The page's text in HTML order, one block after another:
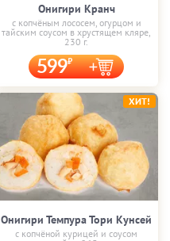
Онигири Кранч
с копчёным лососем, огурцом и
тайским соусом в хрустящем кляре,
230 г.
599
Онигири Темпура Тори Кунсей
с копчёной курицей и соусом
ХИТ!